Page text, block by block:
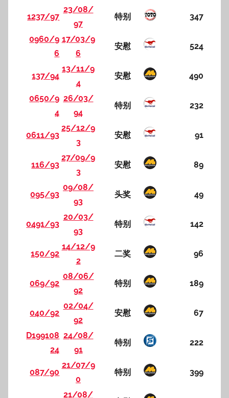
1237/97
23/08/
97
特别 347
0960/9
6
17/03/9
6
安慰 524
137/94
13/11/9
4
安慰 490
0650/9
4
26/03/
94
特别 232
0611/93
25/12/9
3
安慰 91
116/93
27/09/9
3
安慰 89
095/93
09/08/
93
头奖 49
0491/93
20/03/
93
特别 142
150/92
14/12/9
2
二奖 96
069/92
08/06/
92
特别 189
040/92
02/04/
92
安慰 67
D199108
24
24/08/
91
特别 222
087/90
21/07/9
0
特别 399
21/08/